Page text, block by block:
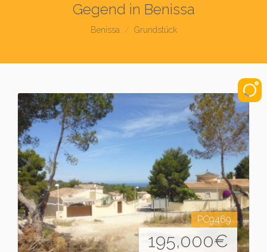
Gegend in Benissa
Benissa Grundstück
PC9469
195,000€